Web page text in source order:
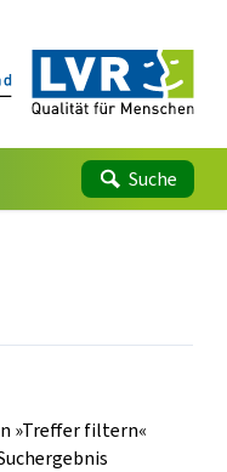
Suche
»Treffer filtern«